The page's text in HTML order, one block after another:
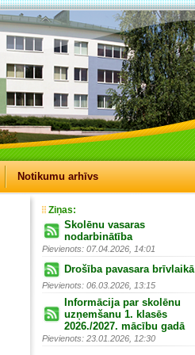
Notikumu arhīvs
Ziņas:
Skolēnu vasaras
nodarbinātība
Pievienots: 07.04.2026, 14:01
Drošība pavasara brīvlaikā
Pievienots: 06.03.2026, 13:15
Informācija par skolēnu
uzņemšanu 1. klasēs
2026./2027. mācību gadā
Pievienots: 23.01.2026, 12:30